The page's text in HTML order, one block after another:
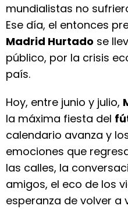
mundialistas no
Ese día, el entonces
Madrid Hurtado se
público, por la crisis
país.
Hoy, entre junio y julio,
la máxima fiesta del
calendario avanza y
emociones que
las calles, la
amigos, el eco de los
esperanza de volver a